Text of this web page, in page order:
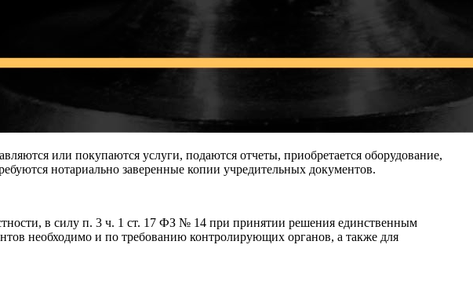
или покупаются услуги, подаются отчеты, приобретается оборудование,
нотариально заверенные копии учредительных документов.
в силу п. 3 ч. 1 ст. 17 ФЗ № 14 при принятии решения единственным
необходимо и по требованию контролирующих органов, а также для